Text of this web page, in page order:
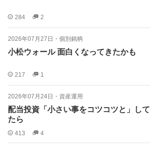
284 2
2026年07月27日 ・ 個別銘柄
小松ウォール 面白くなってきたかも
217 1
2026年07月24日 ・ 資産運用
配当投資「小さい事をコツコツと」して
たら
413 4